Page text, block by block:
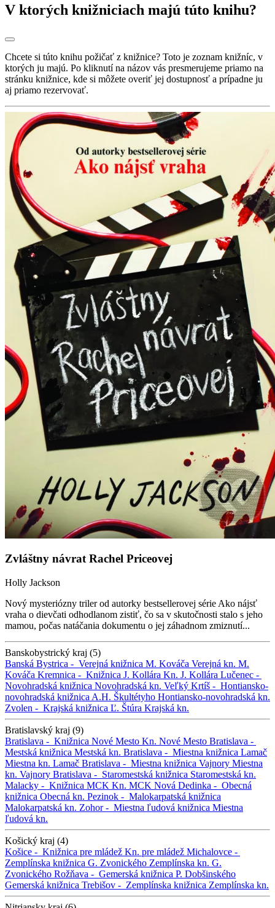
V ktorých knižniciach majú túto knihu?
Chcete si túto knihu požičať z knižnice? Toto je zoznam knižníc, v
ktorých ju majú. Po kliknutí na názov vás presmerujeme priamo na
stránku knižnice, kde si môžete overiť jej dostupnosť a prípadne ju
aj priamo rezervovať.
Zvláštny návrat Rachel Priceovej
Holly Jackson
Nový mysteriózny triler od autorky bestsellerovej série Ako nájsť
vraha o dievčati odhodlanom zistiť, čo sa v skutočnosti stalo s jeho
mamou, počas natáčania dokumentu o jej záhadnom zmiznutí...
Banskobystrický kraj (5)
Banská Bystrica - Verejná knižnica M. Kováča Verejná kn. M.
Kováča Kremnica - Knižnica J. Kollára Kn. J. Kollára Lučenec -
Novohradská knižnica Novohradská kn. Veľký Krtíš - Hontiansko-
novohradská knižnica A.H. Škultétyho Hontiansko-novohradská kn.
Zvolen - Krajská knižnica Ľ. Štúra Krajská kn.
Bratislavský kraj (9)
Bratislava - Knižnica Nové Mesto Kn. Nové Mesto Bratislava -
Mestská knižnica Mestská kn. Bratislava - Miestna knižnica Lamač
Miestna kn. Lamač Bratislava - Miestna knižnica Vajnory Miestna
kn. Vajnory Bratislava - Staromestská knižnica Staromestská kn.
Malacky - Knižnica MCK Kn. MCK Nová Dedinka - Obecná
knižnica Obecná kn. Pezinok - Malokarpatská knižnica
Malokarpatská kn. Zohor - Miestna ľudová knižnica Miestna
ľudová kn.
Košický kraj (4)
Košice - Knižnica pre mládež Kn. pre mládež Michalovce -
Zemplínska knižnica G. Zvonického Zemplínska kn. G.
Zvonického Rožňava - Gemerská knižnica P. Dobšinského
Gemerská knižnica Trebišov - Zemplínska knižnica Zemplínska kn.